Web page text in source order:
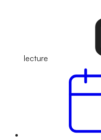
lecture